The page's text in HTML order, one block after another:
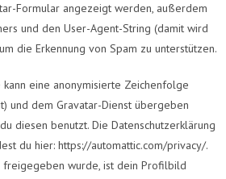
Formular angezeigt werden, außerdem
und den User-Agent-String (damit wird
die Erkennung von Spam zu unterstützen.
eine anonymisierte Zeichenfolge
und dem Gravatar-Dienst übergeben
diesen benutzt. Die Datenschutzerklärung
du hier: https://automattic.com/privacy/.
freigegeben wurde, ist dein Profilbild